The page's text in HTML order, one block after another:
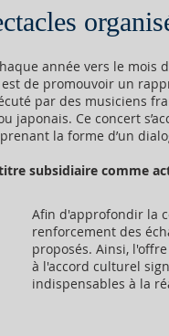
année vers le
est de promouvoir un
par des musiciens
japonais. Ce concert
la forme d’un
titre subsidiaire comme
Afin d'approfondir la
renforcement des
proposés. Ainsi,
à l'accord culturel
indispensables à la